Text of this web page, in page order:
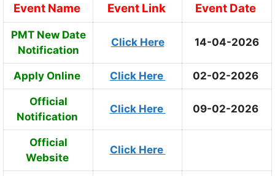
Event Name Event Link Event Date
PMT New Date
Notification
Click Here 14-04-2026
Apply Online Click Here 02-02-2026
Official
Notification
Click Here 09-02-2026
Official
Website
Click Here